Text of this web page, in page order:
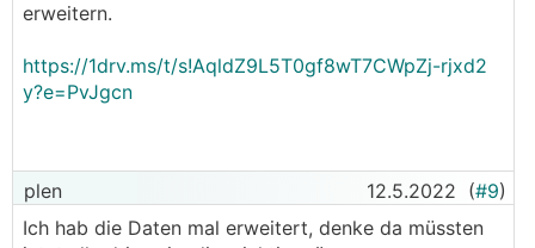
erweitern.
https://1drv.ms/t/s!AqldZ9L5T0gf8wT7CWpZj-rjxd2
y?e=PvJgcn
plen 12.5.2022 (#9)
Ich hab die Daten mal erweitert, denke da müssten